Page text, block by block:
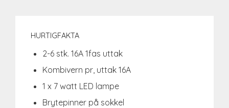
HURTIGFAKTA
2-6 stk. 16A 1fas uttak
Kombivern pr, uttak 16A
1 x 7 watt LED lampe
Brytepinner på sokkel